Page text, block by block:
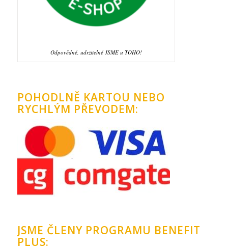
Odpovědně, udržitelně JSME u TOHO!
POHODLNĚ KARTOU NEBO
RYCHLÝM PŘEVODEM:
JSME ČLENY PROGRAMU BENEFIT
PLUS: